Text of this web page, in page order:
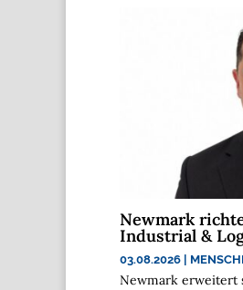
Newmark
Industrial &
03.08.2026
Newmark erweitert